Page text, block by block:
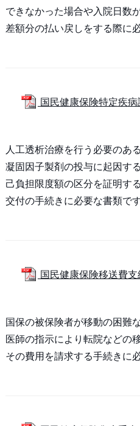
できなかった場合や入院日数
差額分の払い戻しをする際に
国民健康保険特定疾
人工透析治療を行う必要のあ
凝固因子製剤の投与に起因す
己負担限度額の区分を証明す
交付の手続きに必要な書類です
国民健康保険移送費
国保の被保険者が移動の困難
医師の指示により転院などの
その費用を請求する手続きに